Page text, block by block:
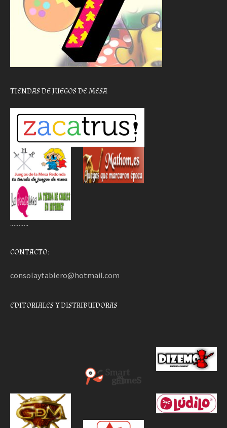
TIENDAS DE JUEGOS DE MESA
………..
CONTACTO:
consolaytablero@hotmail.com
EDITORIALES Y DISTRIBUIDORAS